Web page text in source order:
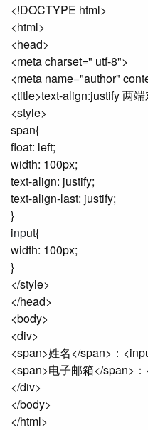
<!DOCTYPE html>
<html>
<head>
<meta charset=" utf-8">
<meta name="author"
<title>text-align:justify 两
<style>
span{
float: left;
width: 100px;
text-align: justify;
text-align-last: justify;
}
input{
width: 100px;
}
</style>
</head>
<body>
<div>
<span>姓名</span>：
<span>电子邮箱</span>
</div>
</body>
</html>